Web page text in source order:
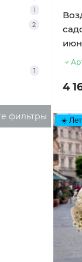
1
2
1
фильтры
4
☀️